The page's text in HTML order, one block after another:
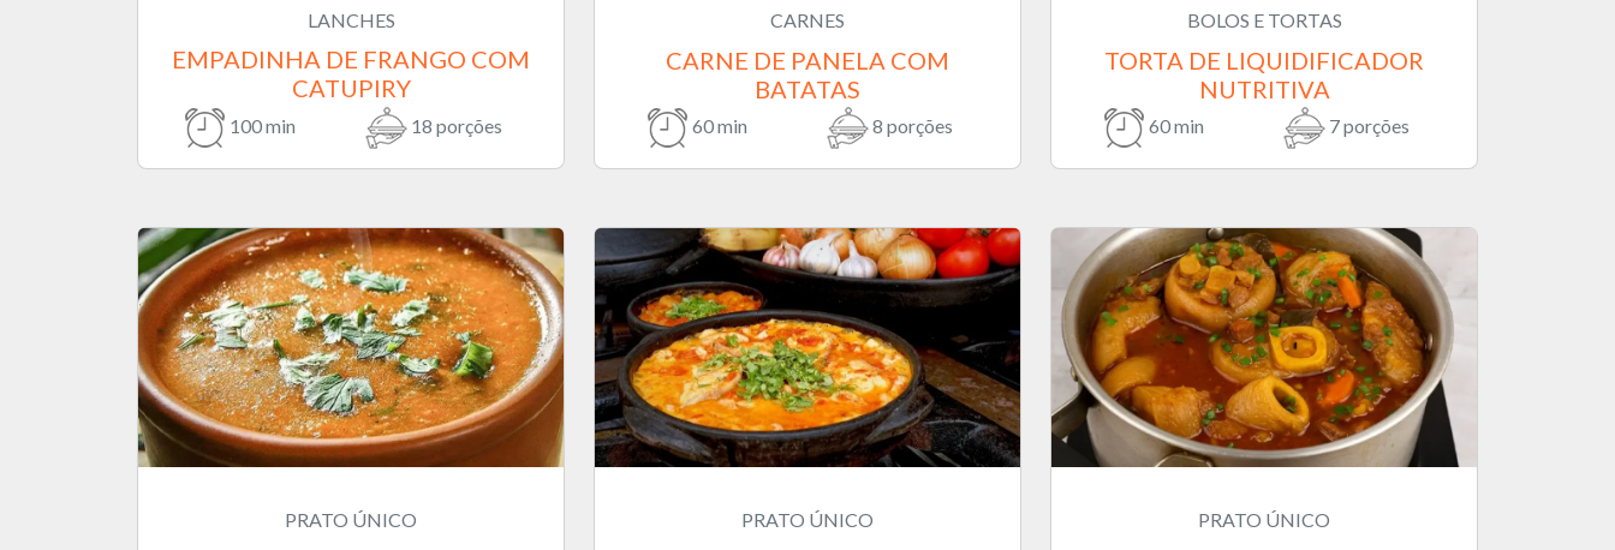
LANCHES
EMPADINHA DE FRANGO COM
CATUPIRY
100 min 18 porções
CARNES
CARNE DE PANELA COM
BATATAS
60 min 8 porções
BOLOS E TORTAS
TORTA DE LIQUIDIFICADOR
NUTRITIVA
60 min 7 porções
PRATO ÚNICO PRATO ÚNICO PRATO ÚNICO